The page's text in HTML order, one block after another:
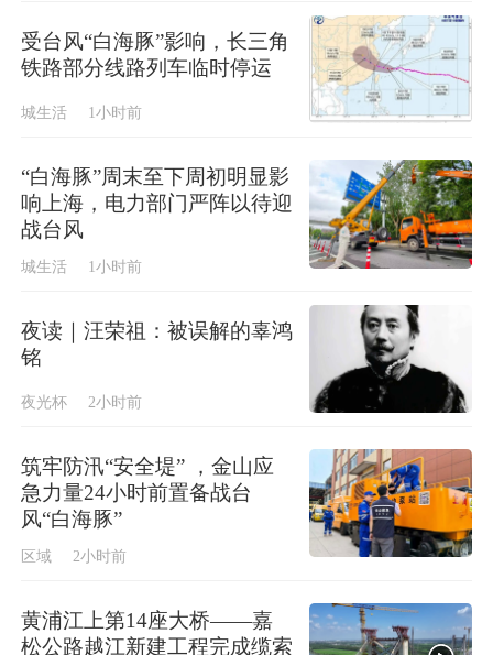
受台风“白海豚”影响，长三角
铁路部分线路列车临时停运
城生活 1小时前
“白海豚”周末至下周初明显影
响上海，电力部门严阵以待迎
战台风
城生活 1小时前
夜读｜汪荣祖：被误解的辜鸿
铭
夜光杯 2小时前
筑牢防汛“安全堤” ，金山应
急力量24小时前置备战台
风“白海豚”
区域 2小时前
黄浦江上第14座大桥——嘉
松公路越江新建工程完成缆索